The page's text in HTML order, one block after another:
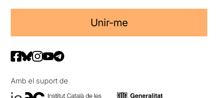
Unir-me
Amb el suport de